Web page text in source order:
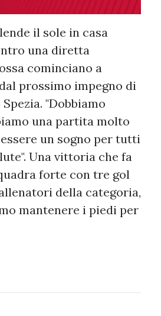
il sole in casa
una diretta
cominciano a
prossimo impegno di
"Dobbiamo
una partita molto
un sogno per tutti
Una vittoria che fa
forte con tre gol
della categoria,
mantenere i piedi per